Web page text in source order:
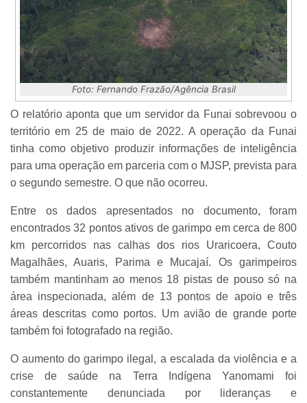
Foto: Fernando Frazão/Agência Brasil
O relatório aponta que um servidor da Funai sobrevoou o
território em 25 de maio de 2022. A operação da Funai
tinha como objetivo produzir informações de inteligência
para uma operação em parceria com o MJSP, prevista para
o segundo semestre. O que não ocorreu.
Entre os dados apresentados no documento, foram
encontrados 32 pontos ativos de garimpo em cerca de 800
km percorridos nas calhas dos rios Uraricoera, Couto
Magalhães, Auaris, Parima e Mucajaí. Os garimpeiros
também mantinham ao menos 18 pistas de pouso só na
área inspecionada, além de 13 pontos de apoio e três
áreas descritas como portos. Um avião de grande porte
também foi fotografado na região.
O aumento do garimpo ilegal, a escalada da violência e a
crise de saúde na Terra Indígena Yanomami foi
constantemente denunciada por lideranças e